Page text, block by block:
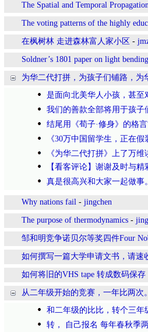
The Spatial and Temporal
The voting patterns of the highly
在枫树林 走进森林富人家小区 -
Soldner’s 1801 paper on light bending
为华二代打拼，为孩子们铺路，为
是面向北美华人小孩，甚
我们的善款全部将用于孩子
结尾用《荀子·修身》的格
《30万中国留学生，正在
《为华二代打拼》上了万
【看客评论】谢谢及时与
真是很高兴和大家一起做事
Why nations fail - jingchen
The purpose of thermodynamics -
邹和明竞争诺贝尔等奖四件Four
如何撰写一篇大学申请文书，请速
如何将旧的VHS tape 转成数码保存
从二年级开始的竞赛，一年比两次
和二年级的比比，转个三年
转， 自己报名 每年春秋季